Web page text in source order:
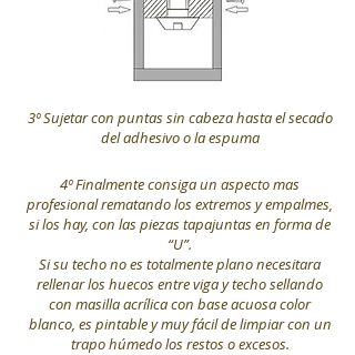
3º Sujetar con puntas sin cabeza hasta el secado
del adhesivo o la espuma
4º Finalmente consiga un aspecto mas
profesional rematando los extremos y empalmes,
si los hay, con las piezas tapajuntas en forma de
“U”.
Si su techo no es totalmente plano necesitara
rellenar los huecos entre viga y techo sellando
con masilla acrílica con base acuosa color
blanco, es pintable y muy fácil de limpiar con un
trapo húmedo los restos o excesos.